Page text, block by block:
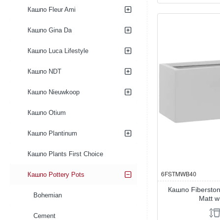
Кашпо Fleur Ami
Кашпо Gina Da
Кашпо Luca Lifestyle
Кашпо NDT
Кашпо Nieuwkoop
Кашпо Otium
Кашпо Plantinum
Кашпо Plants First Choice
Кашпо Pottery Pots
Bohemian
Cement
Fiberstone
Balcony
6FSTMWB40
Кашпо
Matt